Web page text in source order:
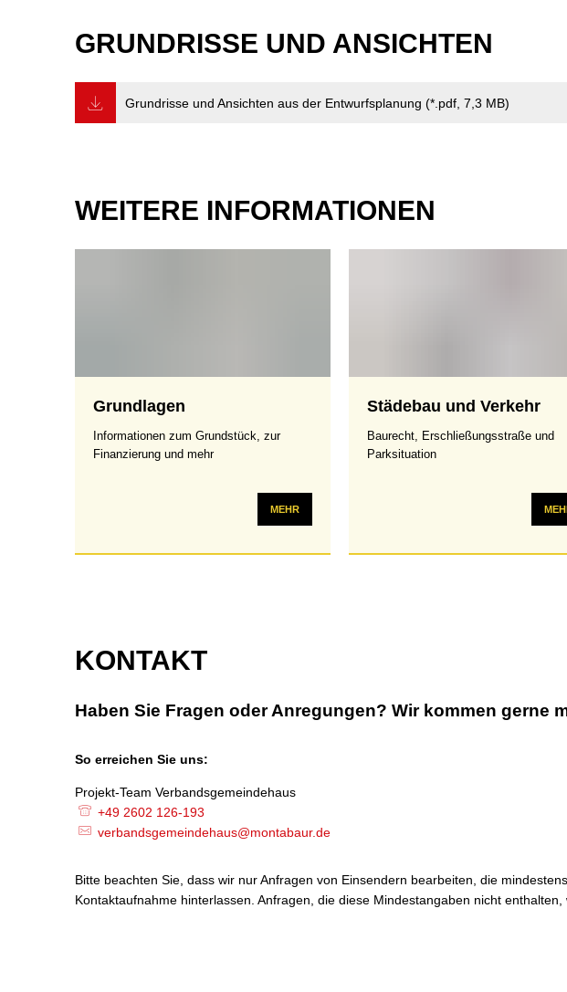
GRUNDRISSE UND ANSICHTEN
Grundrisse und Ansichten aus der Entwurfsplanung (*.pdf, 7,3 MB)
WEITERE INFORMATIONEN
Grundlagen
Informationen zum Grundstück, zur
Finanzierung und mehr
MEHR
Städebau und Verkehr
Baurecht, Erschließungsstraße und
Parksituation
KONTAKT
Haben Sie Fragen oder Anregungen? Wir kommen gerne
So erreichen Sie uns:
Projekt-Team Verbandsgemeindehaus
+49 2602 126-193
verbandsgemeindehaus@montabaur.de
Bitte beachten Sie, dass wir nur Anfragen von Einsendern bearbeiten, die
Kontaktaufnahme hinterlassen. Anfragen, die diese Mindestangaben nicht